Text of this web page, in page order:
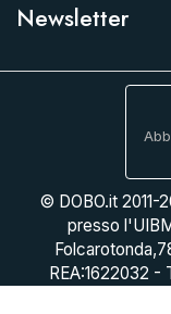
Newsletter
© DOBO.it 2011-
presso
REA:1622032 -